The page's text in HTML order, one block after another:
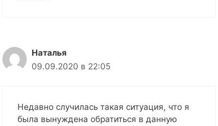
Наталья
09.09.2020 в 22:05
Недавно случилась такая ситуация, что я
была вынуждена обратиться в данную